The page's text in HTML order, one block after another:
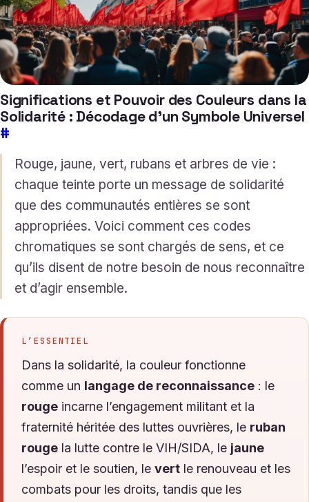
Significations et Pouvoir des Couleurs dans la
Solidarité : Décodage d’un Symbole Universel
#
Rouge, jaune, vert, rubans et arbres de vie :
chaque teinte porte un message de solidarité
que des communautés entières se sont
appropriées. Voici comment ces codes
chromatiques se sont chargés de sens, et ce
qu’ils disent de notre besoin de nous reconnaître
et d’agir ensemble.
L’ESSENTIEL
Dans la solidarité, la couleur fonctionne
comme un langage de reconnaissance : le
rouge incarne l’engagement militant et la
fraternité héritée des luttes ouvrières, le ruban
rouge la lutte contre le VIH/SIDA, le jaune
l’espoir et le soutien, le vert le renouveau et les
combats pour les droits, tandis que les